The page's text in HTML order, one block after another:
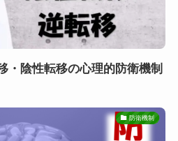
・陰性転移の心理的防衛機制
防衛機制